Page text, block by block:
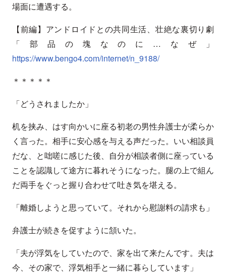
場面に遭遇する。
【前編】アンドロイドとの共同生活、壮絶な裏切り劇
「部品の塊なのに…なぜ」
https://www.bengo4.com/internet/n_9188/
＊＊＊＊＊
「どうされましたか」
机を挟み、はす向かいに座る初老の男性弁護士が柔らか
く言った。相手に安心感を与える声だった。いい相談員
だな、と咄嗟に感じた後、自分が相談者側に座っている
ことを認識して途方に暮れそうになった。腿の上で組ん
だ両手をぐっと握り合わせて吐き気を堪える。
「離婚しようと思っていて。それから慰謝料の請求も」
弁護士が続きを促すように頷いた。
「夫が浮気をしていたので、家を出て来たんです。夫は
今、その家で、浮気相手と一緒に暮らしています」